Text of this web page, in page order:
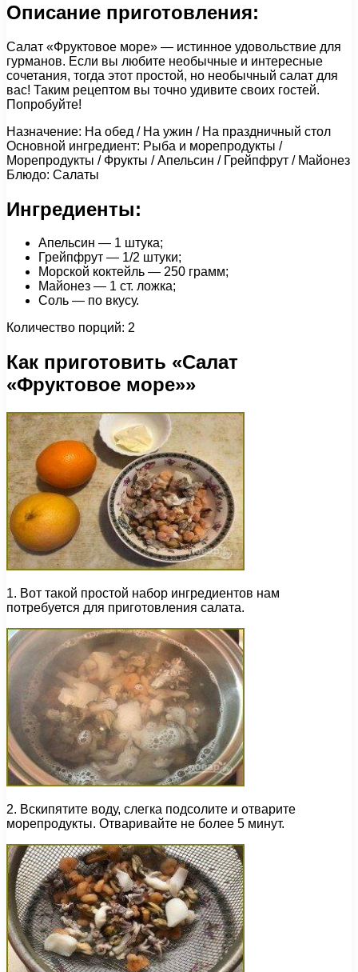
Описание приготовления:
Салат «Фруктовое море» — истинное удовольствие для
гурманов. Если вы любите необычные и интересные
сочетания, тогда этот простой, но необычный салат для
вас! Таким рецептом вы точно удивите своих гостей.
Попробуйте!
Назначение: На обед / На ужин / На праздничный стол
Основной ингредиент: Рыба и морепродукты /
Морепродукты / Фрукты / Апельсин / Грейпфрут / Майонез
Блюдо: Салаты
Ингредиенты:
Апельсин — 1 штука;
Грейпфрут — 1/2 штуки;
Морской коктейль — 250 грамм;
Майонез — 1 ст. ложка;
Соль — по вкусу.
Количество порций: 2
Как приготовить «Салат
«Фруктовое море»»
1. Вот такой простой набор ингредиентов нам
потребуется для приготовления салата.
2. Вскипятите воду, слегка подсолите и отварите
морепродукты. Отваривайте не более 5 минут.